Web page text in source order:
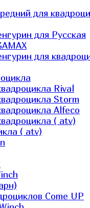
для
для Русская
для
Rival
Storm
Alfeco
( atv)
( atv)
Come UP